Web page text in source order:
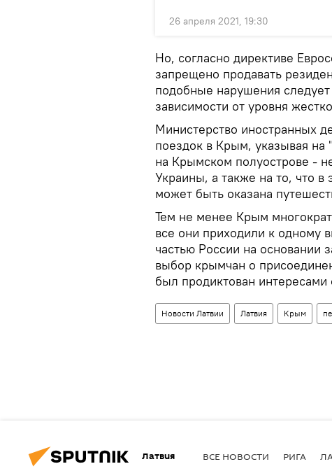
26 апреля 2021, 19:30
Но, согласно директиве
запрещено продавать
подобные нарушения
зависимости от уровня
Министерство иностранных
поездок в Крым, указывая
на Крымском полуострове -
Украины, а также на то, что в
может быть оказана
Тем не менее Крым
все они приходили к одному
частью России на основании
выбор крымчан о
был продиктован
Новости Латвии Латвия Крым
Латвия ВСЕ НОВОСТИ РИГА